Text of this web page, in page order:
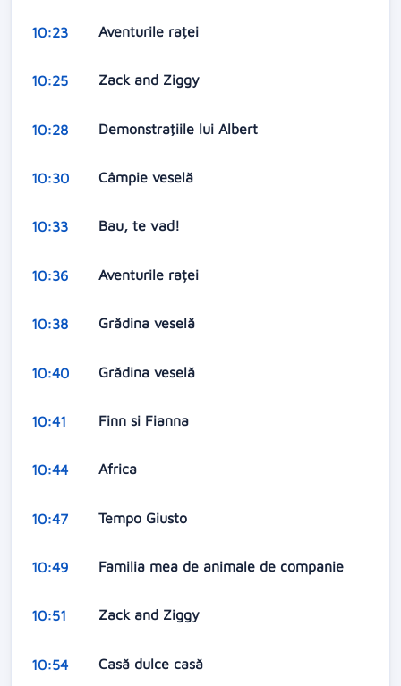
10:23 Aventurile raței
10:25 Zack and Ziggy
10:28 Demonstraţiile lui Albert
10:30 Câmpie veselă
10:33 Bau, te vad!
10:36 Aventurile raței
10:38 Grădina veselă
10:40 Grădina veselă
10:41 Finn si Fianna
10:44 Africa
10:47 Tempo Giusto
10:49 Familia mea de animale de companie
10:51 Zack and Ziggy
10:54 Casă dulce casă